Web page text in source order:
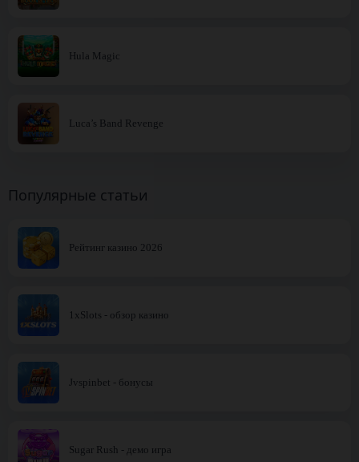
Hula Magic
Luca’s Band Revenge
Популярные статьи
Рейтинг казино 2026
1xSlots - обзор казино
Jvspinbet - бонусы
Sugar Rush - демо игра